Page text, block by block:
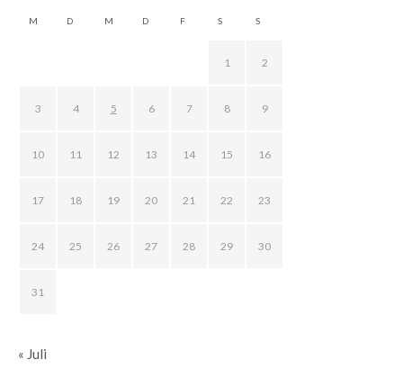
M D M D F S S
1 2
3 4 5 6 7 8 9
10 11 12 13 14 15 16
17 18 19 20 21 22 23
24 25 26 27 28 29 30
31
« Juli